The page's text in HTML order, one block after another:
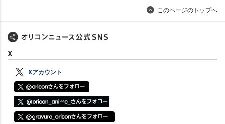
このページのトップへ
X
Xアカウント